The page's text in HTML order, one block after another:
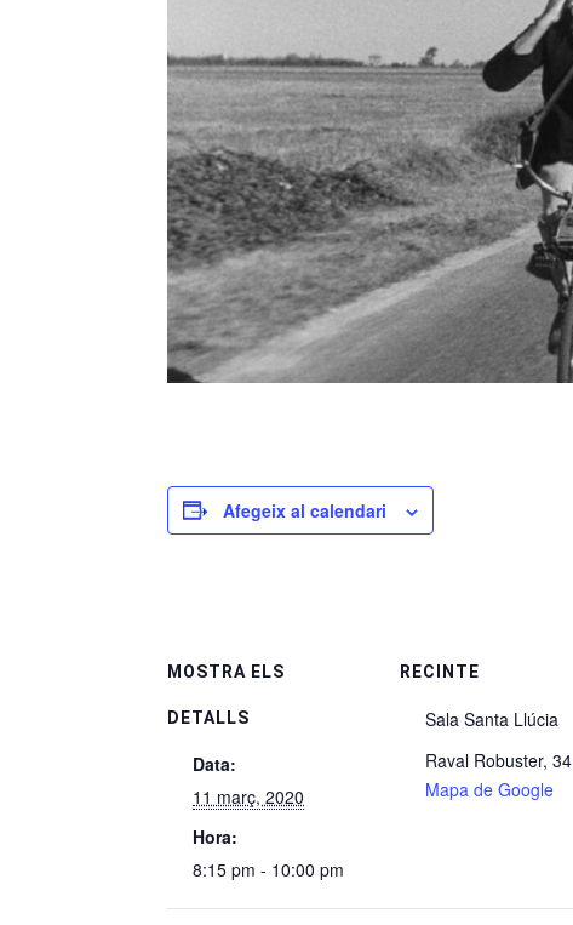
Afegeix al calendari
MOSTRA ELS
DETALLS
Data:
11 març, 2020
Hora:
8:15 pm - 10:00 pm
RECINTE
Sala Santa Llúcia
Raval Robuster, 34
Mapa de Google